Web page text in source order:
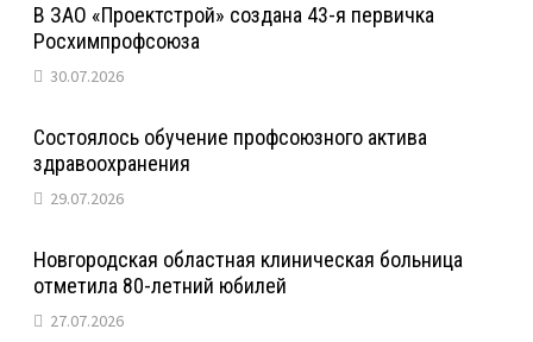
В ЗАО «Проектстрой» создана 43-я первичка
Росхимпрофсоюза
30.07.2026
Состоялось обучение профсоюзного актива
здравоохранения
29.07.2026
Новгородская областная клиническая больница
отметила 80-летний юбилей
27.07.2026